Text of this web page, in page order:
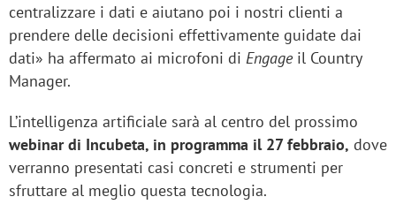
centralizzare i dati e aiutano poi i nostri clienti a
prendere delle decisioni effettivamente guidate dai
dati» ha affermato ai microfoni di Engage il Country
Manager.
L’intelligenza artificiale sarà al centro del prossimo
webinar di Incubeta, in programma il 27 febbraio, dove
verranno presentati casi concreti e strumenti per
sfruttare al meglio questa tecnologia.